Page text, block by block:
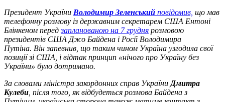
Президент України Володимир Зеленський повідомив, що мав
телефонну розмову із державним секретарем США Ентоні
Блінкеном передзапланованою на 7 грудня розмовою
президентів США Джо Байдена і Росії Володимира
Путіна. Він запевнив, що таким чином Україна узгодила свої
позиції зі США, і відтак принцип «нічого про Україну без
України» було дотримано.
За словами міністра закордонних справ України Дмитра
Кулеби , після того, як відбудеться розмова Байдена з